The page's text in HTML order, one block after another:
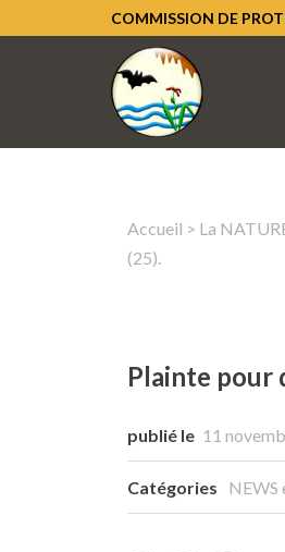
COMMISSION DE
Accueil > La
(25).
Plainte pour
publié le 11
Catégories NEWS